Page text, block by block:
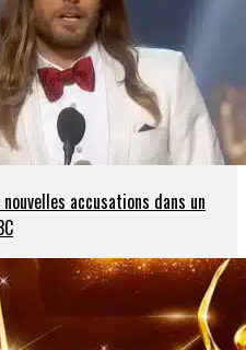
accusations dans un